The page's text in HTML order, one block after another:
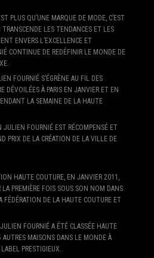
PLUS QU’UNE MARQUE DE MODE, C’EST
LES TENDANCES ET LES
ENVERS L’EXCELLENCE ET
CONTINUE DE REDÉFINIR LE MONDE DE
FOURNIÉ S’ÉGRÈNE AU FIL DES
DÉVOILÉES À PARIS EN JANVIER ET EN
LA SEMAINE DE LA HAUTE
JULIEN FOURNIÉ EST RÉCOMPENSÉ ET
PRIX DE LA CRÉATION DE LA VILLE DE
HAUTE COUTURE, EN JANVIER 2011,
PREMIÈRE FOIS SOUS SON NOM DANS
FÉDÉRATION DE LA HAUTE COUTURE ET
FOURNIÉ A ÉTÉ CLASSÉE HAUTE
MAISONS DANS LE MONDE À
PRESTIGIEUX..